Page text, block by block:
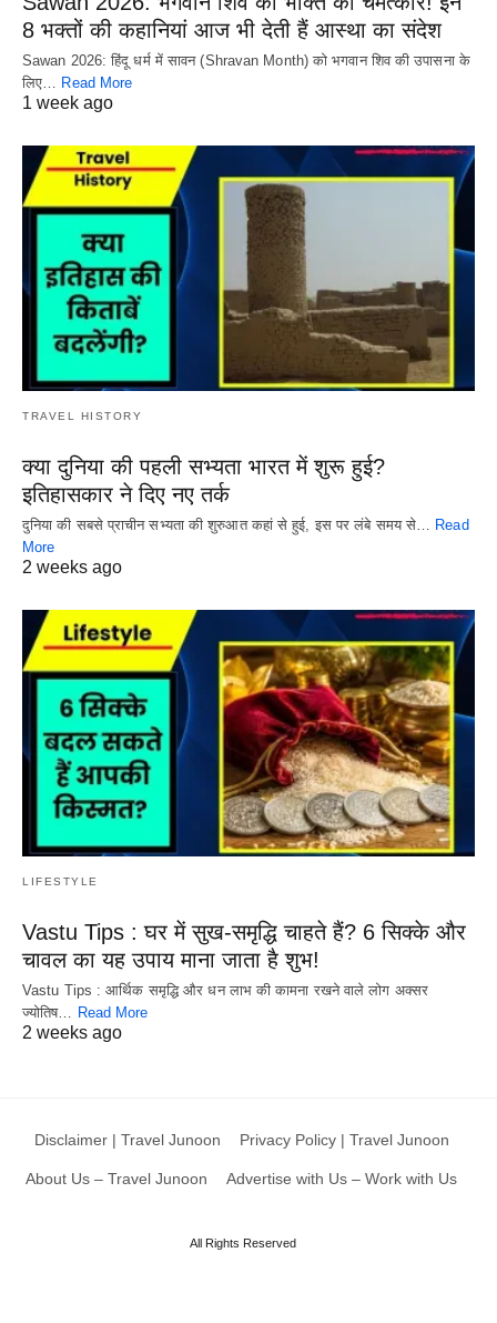
8 भक्तों की कहानियां आज भी देती हैं आस्था का संदेश
Sawan 2026: हिंदू धर्म में सावन (Shravan Month) को भगवान शिव की उपासना के
लिए… Read More
1 week ago
TRAVEL HISTORY
क्या दुनिया की पहली सभ्यता भारत में शुरू हुई?
इतिहासकार ने दिए नए तर्क
दुनिया की सबसे प्राचीन सभ्यता की शुरुआत कहां से हुई, इस पर लंबे समय से… Read
More
2 weeks ago
LIFESTYLE
Vastu Tips : घर में सुख-समृद्धि चाहते हैं? 6 सिक्के और
चावल का यह उपाय माना जाता है शुभ!
Vastu Tips : आर्थिक समृद्धि और धन लाभ की कामना रखने वाले लोग अक्सर
ज्योतिष… Read More
2 weeks ago
Disclaimer | Travel Junoon Privacy Policy | Travel Junoon
About Us – Travel Junoon Advertise with Us – Work with Us
All Rights Reserved